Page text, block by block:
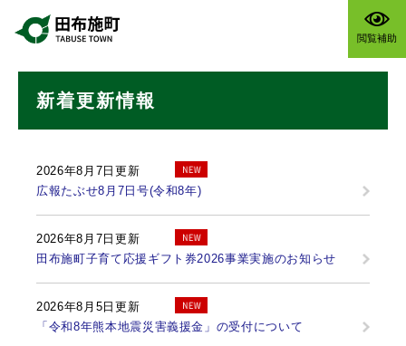
閲覧補助
新着更新情報
2026年8月7日更新
広報たぶせ8月7日号(令和8年)
2026年8月7日更新
田布施町子育て応援ギフト券2026事業実施のお知らせ
2026年8月5日更新
「令和8年熊本地震災害義援金」の受付について